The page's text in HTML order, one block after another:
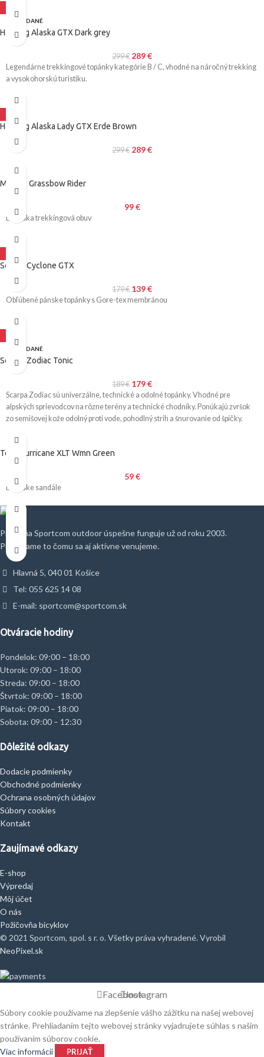
VYPREDANÉ
Hanwag Alaska GTX Dark grey
299€ 289€
Legendárne trekkingové topánky kategórie B / C, vhodné na náročný trekking
a vysokohorskú turistiku.
Hanwag Alaska Lady GTX Erde Brown
299€ 289€
Merrell Grassbow Rider
99€
Dámska trekkingová obuv
Scarpa Cyclone GTX
179€ 139€
Obľúbené pánske topánky s Gore-tex membránou
VYPREDANÉ
Scarpa Zodiac Tonic
189€ 179€
Scarpa Zodiac sú univerzálne, technické a odolné topánky. Vhodné pre
alpských sprievodcov na rôzne terény a technické chodníky. Ponúkajú zvršok
zo semišovej kože odolný proti vode, pohodlný strih a šnurovanie od špičky.
Teva Hurricane XLT Wmn Green
59€
Dámske sandále
Predajňa Sportcom outdoor úspešne funguje už od roku 2003.
Predávame to čomu sa aj aktívne venujeme.
Hlavná 5, 040 01 Košice
Tel: 055 625 14 08
E-mail: sportcom@sportcom.sk
Otváracie hodiny
Pondelok: 09:00 – 18:00
Utorok: 09:00 – 18:00
Streda: 09:00 – 18:00
Štvrtok: 09:00 – 18:00
Piatok: 09:00 – 18:00
Sobota: 09:00 – 12:30
Dôležité odkazy
Dodacie podmienky
Obchodné podmienky
Ochrana osobných údajov
Súbory cookies
Kontakt
Zaujímavé odkazy
E-shop
Výpredaj
Môj účet
O nás
Požičovňa bicyklov
© 2021 Sportcom, spol. s r. o. Všetky práva vyhradené. Vyrobil
NeoPixel.sk
FacebookInstagram
Súbory cookie používame na zlepšenie vášho zážitku na našej webovej
stránke. Prehliadaním tejto webovej stránky vyjadrujete súhlas s naším
používaním súborov cookie.
Viac informácií
PRIJAŤ